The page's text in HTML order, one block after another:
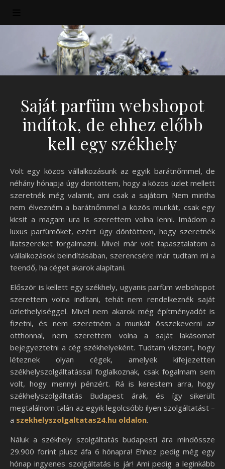
Saját parfüm webshopot
indítok, de ehhez előbb
kell egy székhely
Volt egy közös vállalkozásunk az egyik barátnőmmel, de
néhány hónapja úgy döntöttem, hogy a közös üzlet mellett
szeretnék még valamit, ami csak a sajátom. Nem mintha
nem élvezném a barátnőmmel a közös munkát, csak egy
kicsit a magam ura is szerettem volna lenni. Imádom a
luxus parfümöket, ezért úgy döntöttem, hogy szeretnék
illatszereket forgalmazni. Mivel már volt tapasztalatom a
vállalkozások beindításában, szerencsére már tudtam mi a
teendő, ha céget akarok alapítani.
Először is kellett egy székhely, ugyanis parfüm webshopot
szerettem volna indítani, tehát nem rendelkeznék saját
üzlethelyiséggel. Mivel nem akarok még építményadót is
fizetni, és nem szeretném a munkát összekeverni az
otthonnal, nem szerettem volna a saját lakásomat
bejegyeztetni a cég székhelyeként. Tudtam viszont, hogy
léteznek olyan cégek, amelyek kifejezetten
székhelyszolgáltatással foglalkoznak, csak fogalmam sem
volt, hogy mennyi pénzért. Rá is kerestem arra, hogy
székhelyszolgáltatás Budapest árak, és így sikerült
megtalálnom talán az egyik legolcsóbb ilyen szolgáltatást –
a szekhelyszolgaltatas24.hu oldalon.
Náluk a székhely szolgáltatás budapesti ára mindössze
29.900 forint plusz áfa 6 hónapra! Ehhez pedig még egy
hónap ingyenes szolgáltatás is jár! Ami pedig a leginkább